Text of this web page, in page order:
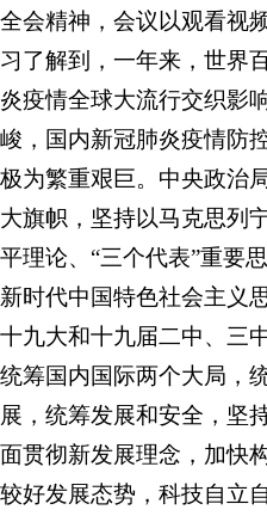
全会精神，会议以观看视
习了解到，一年来，世界
炎疫情全球大流行交织影
峻，国内新冠肺炎疫情防
极为繁重艰巨。中央政治
大旗帜，坚持以马克思列
平理论、“三个代表”重要
新时代中国特色社会主义
十九大和十九届二中、三
统筹国内国际两个大局，
展，统筹发展和安全，坚
面贯彻新发展理念，加快
较好发展态势，科技自立